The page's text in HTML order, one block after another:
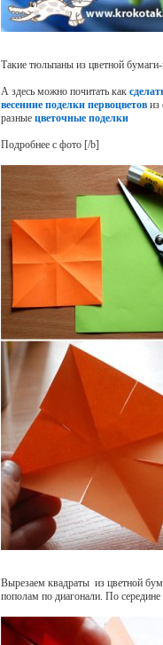
Такие тюльпаны из цветной
А здесь можно почитать как
весенние поделки первоцветовиз
разные цветочные поделки
Подробнее с фото [/b]
Вырезаем квадраты из цветной
пополам по диагонали. По